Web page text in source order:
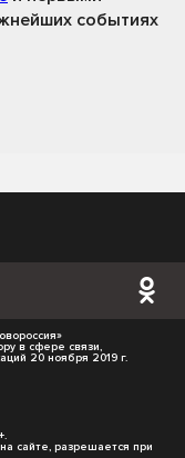
событиях
в сфере связи,
20 ноября 2019 г.
сайте, разрешается при